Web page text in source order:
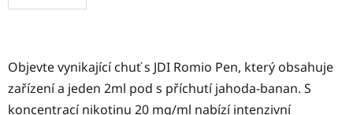
Objevte vynikající chuť s JDI Romio Pen, který obsahuje
zařízení a jeden 2ml pod s příchutí jahoda-banan. S
koncentrací nikotinu 20 mg/ml nabízí intenzivní